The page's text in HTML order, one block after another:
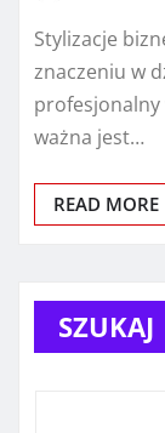
Stylizacje
znaczeniu w
profesjonalny
ważna jest…
READ MORE
SZUKAJ